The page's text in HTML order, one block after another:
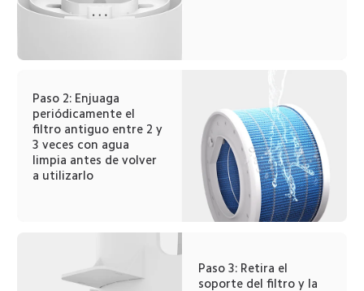
Paso 2: Enjuaga
periódicamente el
filtro antiguo entre 2 y
3 veces con agua
limpia antes de volver
a utilizarlo
Paso 3: Retira el
soporte del filtro y la